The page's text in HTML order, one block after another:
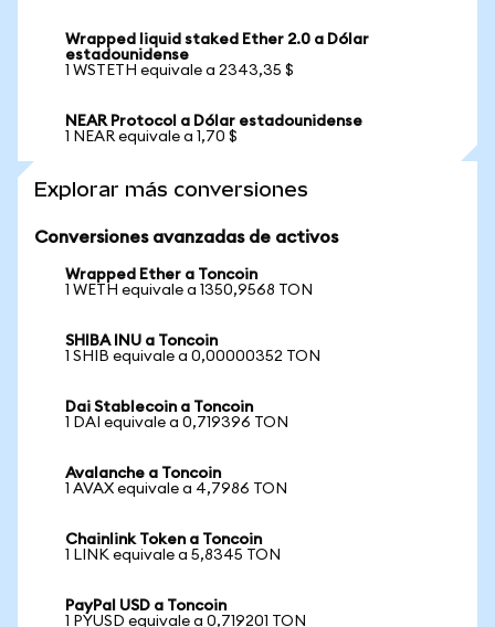
Wrapped liquid staked Ether 2.0 a Dólar
estadounidense
1 WSTETH equivale a 2343,35 $
NEAR Protocol a Dólar estadounidense
1 NEAR equivale a 1,70 $
Explorar más conversiones
Conversiones avanzadas de activos
Wrapped Ether a Toncoin
1 WETH equivale a 1350,9568 TON
SHIBA INU a Toncoin
1 SHIB equivale a 0,00000352 TON
Dai Stablecoin a Toncoin
1 DAI equivale a 0,719396 TON
Avalanche a Toncoin
1 AVAX equivale a 4,7986 TON
Chainlink Token a Toncoin
1 LINK equivale a 5,8345 TON
PayPal USD a Toncoin
1 PYUSD equivale a 0,719201 TON